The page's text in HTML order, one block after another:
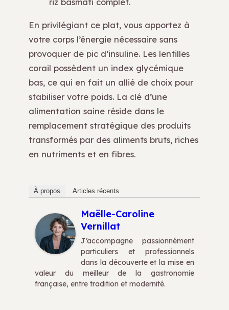
En privilégiant ce plat, vous apportez à
votre corps l’énergie nécessaire sans
provoquer de pic d’insuline. Les lentilles
corail possèdent un index glycémique
bas, ce qui en fait un allié de choix pour
stabiliser votre poids. La clé d’une
alimentation saine réside dans le
remplacement stratégique des produits
transformés par des aliments bruts, riches
en nutriments et en fibres.
À propos Articles récents
Maëlle-Caroline
Vernillat
J’accompagne passionnément
particuliers et professionnels
dans la découverte et la mise en
valeur du meilleur de la gastronomie
française, entre tradition et modernité.